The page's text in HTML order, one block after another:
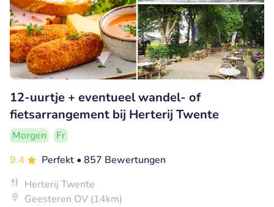
12-uurtje + eventueel wandel- of
fietsarrangement bij Herterij Twente
Morgen
Fr
9.4
Perfekt • 857 Bewertungen
Herterij Twente
Geesteren OV (14km)